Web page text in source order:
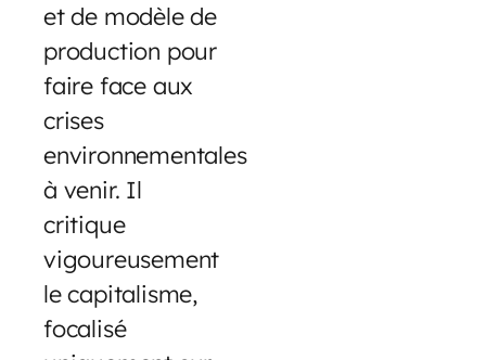
et de modèle de
production pour
faire face aux
crises
environnementales
à venir. Il
critique
vigoureusement
le capitalisme,
focalisé